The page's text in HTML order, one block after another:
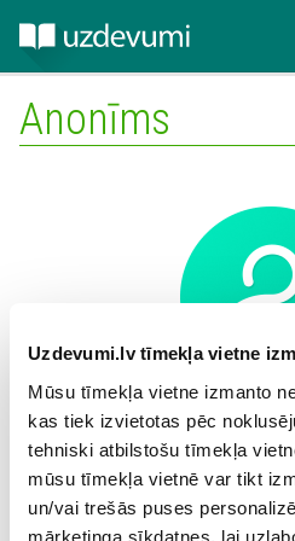
Uzdevumi.lv tīmekļa vietne
Mūsu tīmekļa vietne izmanto
kas tiek izvietotas pēc
tehniski atbilstošu tīmekļa
mūsu tīmekļa vietnē var tikt
un/vai trešās puses
mārketinga sīkdatnes, lai
Anonīms
Mācību iestāde: